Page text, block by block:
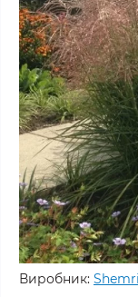
Виробник: